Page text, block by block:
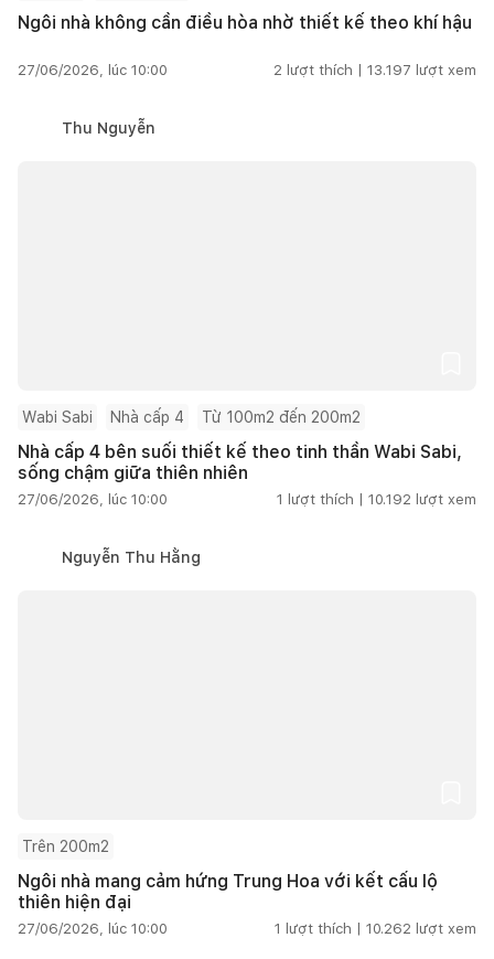
Ngôi nhà không cần điều hòa nhờ thiết kế theo khí hậu
27/06/2026, lúc 10:00 2 lượt thích | 13.197 lượt xem
Thu Nguyễn
Wabi Sabi Nhà cấp 4 Từ 100m2 đến 200m2
Nhà cấp 4 bên suối thiết kế theo tinh thần Wabi Sabi,
sống chậm giữa thiên nhiên
27/06/2026, lúc 10:00 1 lượt thích | 10.192 lượt xem
Nguyễn Thu Hằng
Trên 200m2
Ngôi nhà mang cảm hứng Trung Hoa với kết cấu lộ
thiên hiện đại
27/06/2026, lúc 10:00 1 lượt thích | 10.262 lượt xem